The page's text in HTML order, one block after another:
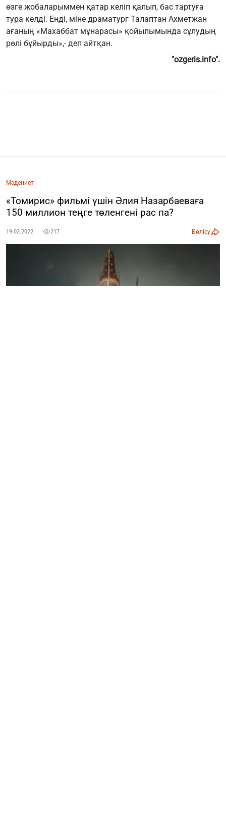
өзге жобаларыммен қатар келіп қалып, бас тартуға
тура келді. Енді, міне драматург Талаптан Ахметжан
ағаның «Махаббат мұнарасы» қойылы­мын­да сұлудың
рөлі бұйырды»,- деп айтқан.
"ozgeris.info".
Мәдениет
«Томирис» фильмі үшін Әлия Назарбаеваға
150 миллион теңге төленгені рас па?
19.02.2022 217 Бөлісу